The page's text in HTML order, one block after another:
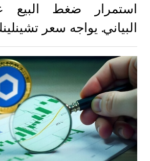
استمرار ضغط البيع
البياني. يواجه سعر